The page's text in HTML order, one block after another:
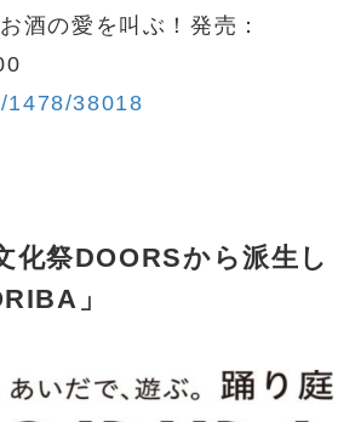
酒の愛を叫ぶ！発売：
38018
化祭DOORSから派生し
」